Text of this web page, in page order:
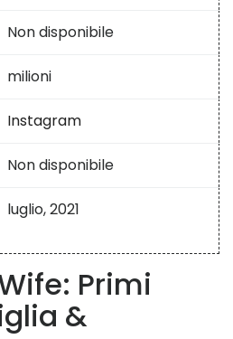
Non disponibile
milioni
Instagram
Non disponibile
luglio, 2021
Primi
&